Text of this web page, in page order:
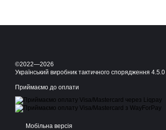
©2022—2026
Український виробник тактичного спорядження
Приймаємо до оплати
Мобільна версія